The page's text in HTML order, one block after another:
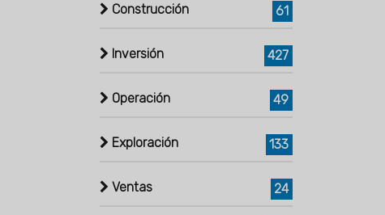
Construcción 61
Inversión 427
Operación 49
Exploración 133
Ventas 24